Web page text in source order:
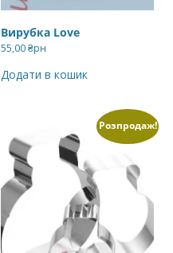
Вирубка Love
55,00₴рн
Додати в кошик
Розпродаж!